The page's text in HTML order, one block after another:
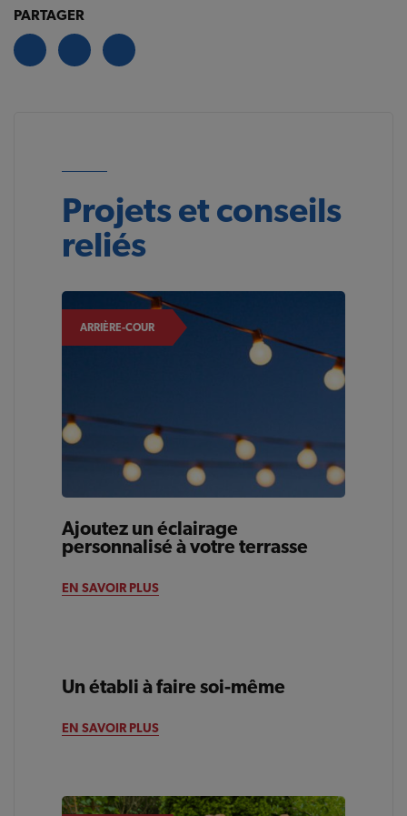
PARTAGER
Projets et conseils
reliés
ARRIÈRE-COUR
Ajoutez un éclairage
personnalisé à votre terrasse
EN SAVOIR PLUS
ARRIÈRE-COUR
Un établi à faire soi-même
EN SAVOIR PLUS